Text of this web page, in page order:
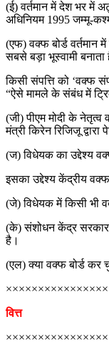
(ई) वर्तमान में देश भर में
अधिनियम 1995 जम्मू-
(एफ) वक्फ बोर्ड
सबसे बड़ा भूस्वामी
किसी संपत्ति को ‘वक्फ
“ऐसे मामले के संबंध में
(जी) पीएम मोदी के
मंत्री किरेन रिजिजू
(ज) विधेयक का उद्देश्य
इसका उद्देश्य केंद्रीय वक्फ
(जे) विधेयक में किसी भी
(के) संशोधन केंद्र सरकार
है।
(एल) क्या वक्फ बोर्ड
वित्त